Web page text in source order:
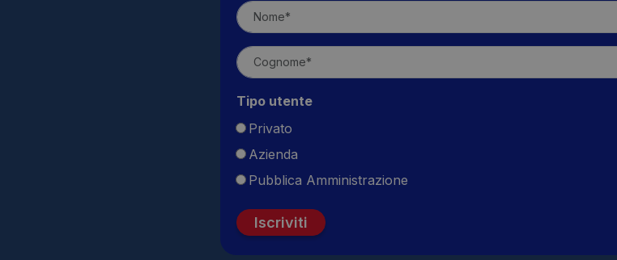
Tipo utente
Privato
Azienda
Pubblica Amministrazione
Iscriviti